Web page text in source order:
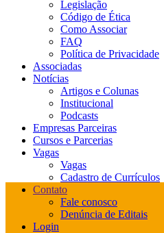
Legislação
Código de Ética
Como Associar
FAQ
Política de Privacidade
Associadas
Notícias
Artigos e Colunas
Institucional
Podcasts
Empresas Parceiras
Cursos e Parcerias
Vagas
Vagas
Cadastro de Currículos
Contato
Fale conosco
Denúncia de Editais
Login